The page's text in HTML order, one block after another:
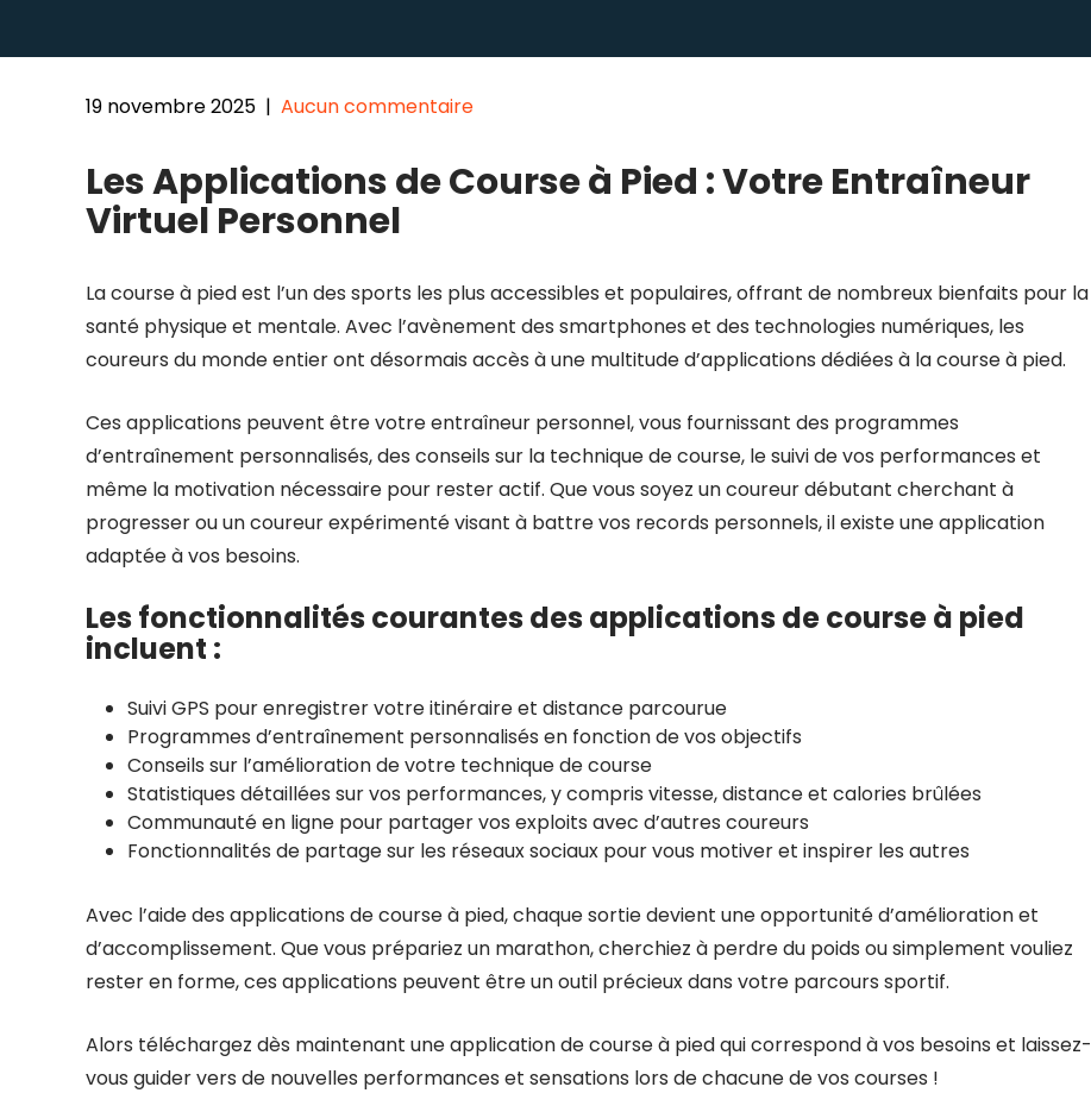
19 novembre 2025 | Aucun commentaire
Les Applications de Course à Pied : Votre Entraîneur
Virtuel Personnel
La course à pied est l’un des sports les plus accessibles et populaires, offrant de nombreux bienfaits pour la
santé physique et mentale. Avec l’avènement des smartphones et des technologies numériques, les
coureurs du monde entier ont désormais accès à une multitude d’applications dédiées à la course à pied.
Ces applications peuvent être votre entraîneur personnel, vous fournissant des programmes
d’entraînement personnalisés, des conseils sur la technique de course, le suivi de vos performances et
même la motivation nécessaire pour rester actif. Que vous soyez un coureur débutant cherchant à
progresser ou un coureur expérimenté visant à battre vos records personnels, il existe une application
adaptée à vos besoins.
Les fonctionnalités courantes des applications de course à pied
incluent :
Suivi GPS pour enregistrer votre itinéraire et distance parcourue
Programmes d’entraînement personnalisés en fonction de vos objectifs
Conseils sur l’amélioration de votre technique de course
Statistiques détaillées sur vos performances, y compris vitesse, distance et calories brûlées
Communauté en ligne pour partager vos exploits avec d’autres coureurs
Fonctionnalités de partage sur les réseaux sociaux pour vous motiver et inspirer les autres
Avec l’aide des applications de course à pied, chaque sortie devient une opportunité d’amélioration et
d’accomplissement. Que vous prépariez un marathon, cherchiez à perdre du poids ou simplement vouliez
rester en forme, ces applications peuvent être un outil précieux dans votre parcours sportif.
Alors téléchargez dès maintenant une application de course à pied qui correspond à vos besoins et laissez-
vous guider vers de nouvelles performances et sensations lors de chacune de vos courses !